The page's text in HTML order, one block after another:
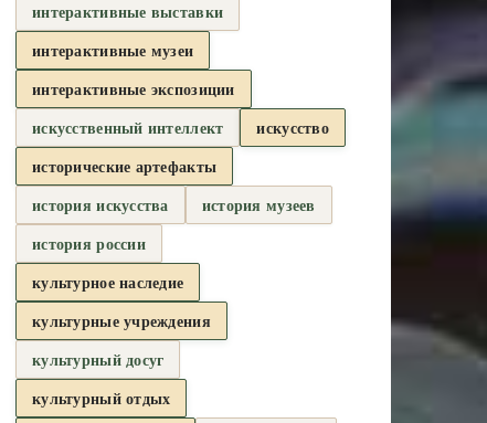
интерактивные выставки
интерактивные музеи
интерактивные экспозиции
искусственный интеллект
искусство
исторические артефакты
история искусства
история музеев
история россии
культурное наследие
культурные учреждения
культурный досуг
культурный отдых